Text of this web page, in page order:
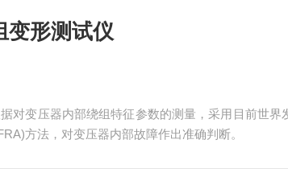
变形测试仪
对变压器内部绕组特征参数的测量，采用目前世界
方法，对变压器内部故障作出准确判断。